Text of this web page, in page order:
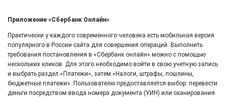
Приложение «Сбербанк Онлайн»
Практически у каждого современного человека есть мобильная версия
популярного в России сайта для совершения операций. Выполнить
требования постановления в «Сбербанк онлайн» можно с помощью
нескольких кликов. Для этого необходимо войти в свою учетную запись
и выбрать раздел «Платежи», затем «Налоги, штрафы, пошлины,
бюджетные платежи». Пользователю предоставляется выбор: перевести
деньги посредством ввода номера документа (УИН) или сканирования